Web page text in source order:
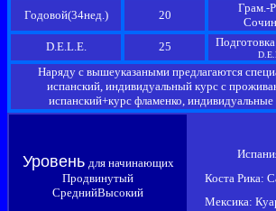
Годовой(34нед.) 20
Грам.-
D.E.L.E.
25
Наряду с вышеуказаными предлагаются
испанский, индивидуальный курс с
испанский+курс фламенко,
Уровень для начинающих
Продвинутый
СреднийВысокий
Коста Рика:
Мексика: